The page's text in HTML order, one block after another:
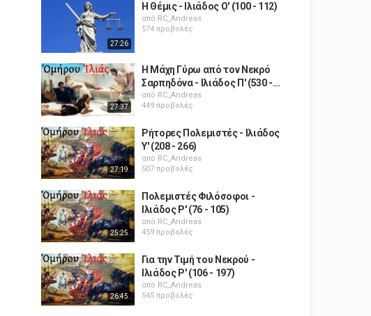
27:26
Η Θέμις - Ιλιάδος Ο' (100 - 112)
από RC_Andreas
574 προβολές
27:37
Η Μάχη Γύρω από τον Νεκρό
Σαρπηδόνα - Ιλιάδος Π' (530 -...
από RC_Andreas
449 προβολές
27:19
Ρήτορες Πολεμιστές - Ιλιάδος
Υ' (208 - 266)
από RC_Andreas
507 προβολές
25:25
Πολεμιστές Φιλόσοφοι -
Ιλιάδος Ρ' (76 - 105)
από RC_Andreas
459 προβολές
26:45
Για την Τιμή του Νεκρού -
Ιλιάδος Ρ' (106 - 197)
από RC_Andreas
545 προβολές